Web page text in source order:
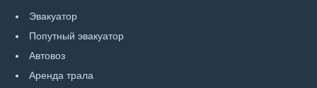
Эвакуатор
Попутный эвакуатор
Автовоз
Аренда трала